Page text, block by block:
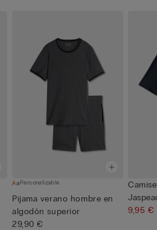
Personalizable
Pijama verano hombre en
algodón superior
29,90 €
9,95 €